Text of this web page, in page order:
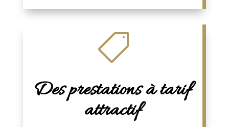

Des prestations à tarif
attractif